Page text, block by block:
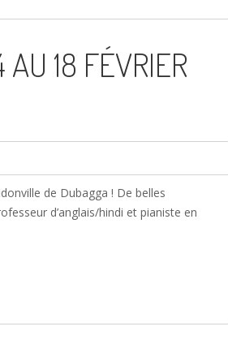
18 FÉVRIER
de Dubagga ! De belles
d’anglais/hindi et pianiste en